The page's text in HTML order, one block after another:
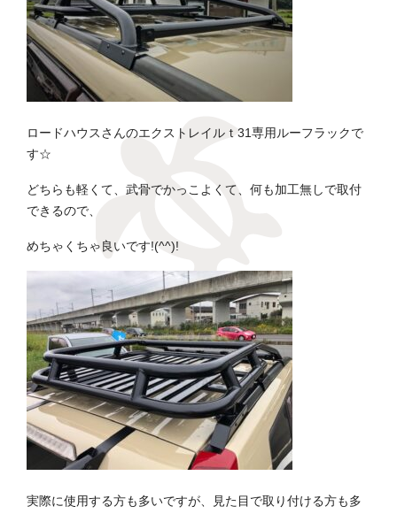
ロードハウスさんのエクストレイルｔ31専用ルーフラックで
す☆
どちらも軽くて、武骨でかっこよくて、何も加工無しで取付
できるので、
めちゃくちゃ良いです!(^^)!
実際に使用する方も多いですが、見た目で取り付ける方も多